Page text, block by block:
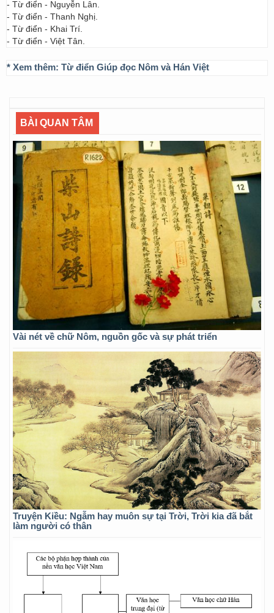
- Từ điển - Nguyễn Lân.
- Từ điển - Thanh Nghị.
- Từ điển - Khai Trí.
- Từ điển - Việt Tân.
* Xem thêm: Từ điển Giúp đọc Nôm và Hán Việt
BÀI QUAN TÂM
Vài nét về chữ Nôm, nguồn gốc và sự phát triển
Truyện Kiều: Ngẫm hay muôn sự tại Trời, Trời kia đã bắt
làm người có thân